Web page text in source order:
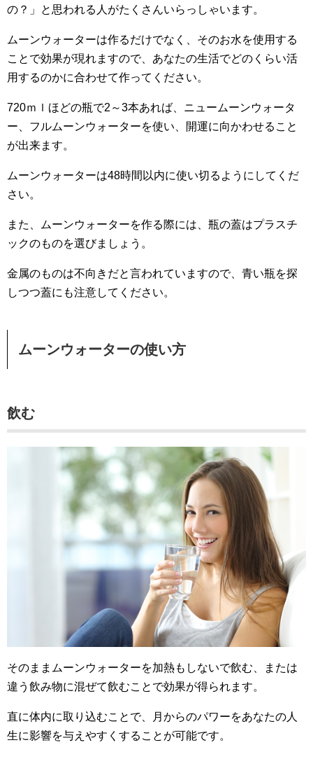
の？」と思われる人がたくさんいらっしゃいます。
ムーンウォーターは作るだけでなく、そのお水を使用する
ことで効果が現れますので、あなたの生活でどのくらい活
用するのかに合わせて作ってください。
720ｍｌほどの瓶で2～3本あれば、ニュームーンウォータ
ー、フルムーンウォーターを使い、開運に向かわせること
が出来ます。
ムーンウォーターは48時間以内に使い切るようにしてくだ
さい。
また、ムーンウォーターを作る際には、瓶の蓋はプラスチ
ックのものを選びましょう。
金属のものは不向きだと言われていますので、青い瓶を探
しつつ蓋にも注意してください。
ムーンウォーターの使い方
飲む
そのままムーンウォーターを加熱もしないで飲む、または
違う飲み物に混ぜて飲むことで効果が得られます。
直に体内に取り込むことで、月からのパワーをあなたの人
生に影響を与えやすくすることが可能です。